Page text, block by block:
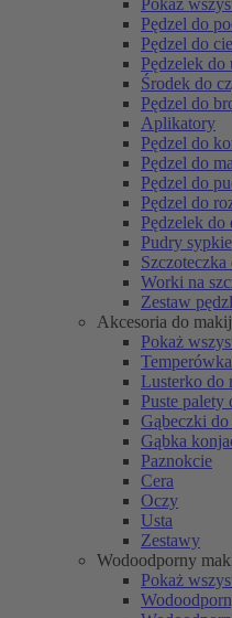
Pokaż
Pędzel do
Pędzel do
Pędzelek do
Środek do
Pędzel do
Aplikatory
Pędzel do
Pędzel do
Pędzel do
Pędzel do
Pędzelek do
Pudry sypkie
Worki na
Zestaw
Akcesoria do
Pokaż
Lusterko do
Puste palety
Gąbeczki
Gąbka
Paznokcie
Cera
Oczy
Usta
Zestawy
Wodoodporny
Pokaż